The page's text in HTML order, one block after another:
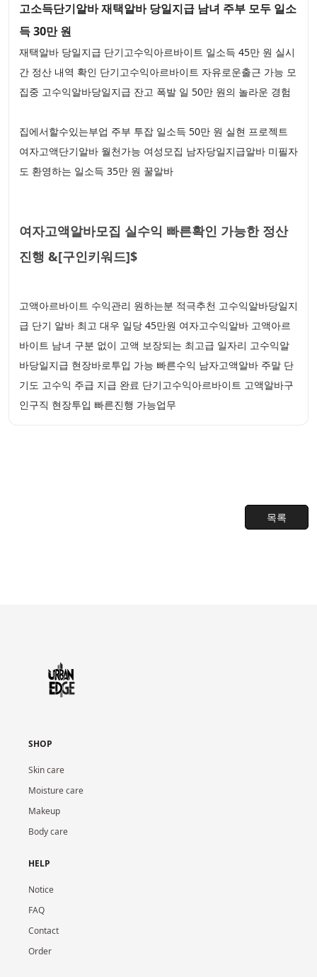
고소득단기알바 재택알바 당일지급 남녀 주부 모두 일소
득 30만 원
재택알바 당일지급 단기고수익아르바이트 일소득 45만 원 실시
간 정산 내역 확인 단기고수익아르바이트 자유로운출근 가능 모
집중 고수익알바당일지급 잔고 폭발 일 50만 원의 놀라운 경험
집에서할수있는부업 주부 투잡 일소득 50만 원 실현 프로젝트
여자고액단기알바 월천가능 여성모집 남자당일지급알바 미필자
도 환영하는 일소득 35만 원 꿀알바
여자고액알바모집 실수익 빠른확인 가능한 정산
진행 &[구인키워드]$
고액아르바이트 수익관리 원하는분 적극추천 고수익알바당일지
급 단기 알바 최고 대우 일당 45만원 여자고수익알바 고액아르
바이트 남녀 구분 없이 고액 보장되는 최고급 일자리 고수익알
바당일지급 현장바로투입 가능 빠른수익 남자고액알바 주말 단
기도 고수익 주급 지급 완료 단기고수익아르바이트 고액알바구
인구직 현장투입 빠른진행 가능업무
목록
SHOP
Skin care
Moisture care
Makeup
Body care
HELP
Notice
FAQ
Contact
Order